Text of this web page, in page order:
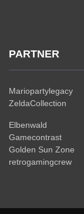
PARTNER
Mariopartylegacy
ZeldaCollection
Elbenwald
Gamecontrast
Golden Sun Zone
retrogamingcrew